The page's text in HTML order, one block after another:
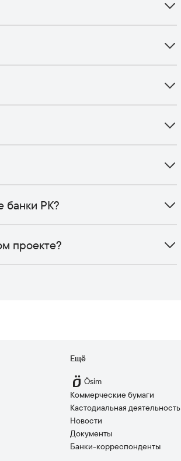
банки РК?
проекте?
Ещё
Ösim
Коммерческие бумаги
Кастодиальная деятельность
Новости
Документы
Банки-корреспонденты